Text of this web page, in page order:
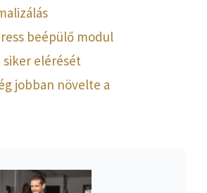
beépülő modul
siker elérését
jobban növelte a